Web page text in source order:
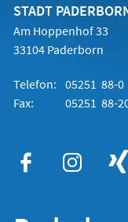
STADT
Am Hoppenhof 33
33104 Paderborn
Telefon: 05251 88-0
Fax:
05251 88-